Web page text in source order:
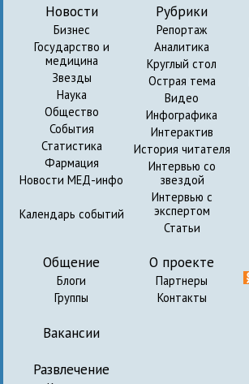
Новости
Бизнес
Государство и
медицина
Звезды
Наука
Общество
События
Статистика
Фармация
Новости МЕД-инфо
Календарь событий
Рубрики
Репортаж
Аналитика
Круглый стол
Острая тема
Видео
Инфографика
Интерактив
История читателя
Интервью со
звездой
Интервью с
экспертом
Статьи
Общение
Блоги
Группы
Вакансии
Развлечение
О проекте
Партнеры
Контакты